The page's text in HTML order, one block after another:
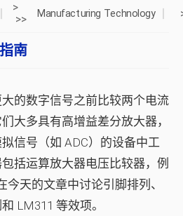
>
>>
Manufacturing Technology
南
的数字信号之前比较两个电流
大多具有高增益差分放大器，
信号（如 ADC）的设备中工
括运算放大器电压比较器，例
今天的文章中讨论引脚排列、
LM311 等效项。